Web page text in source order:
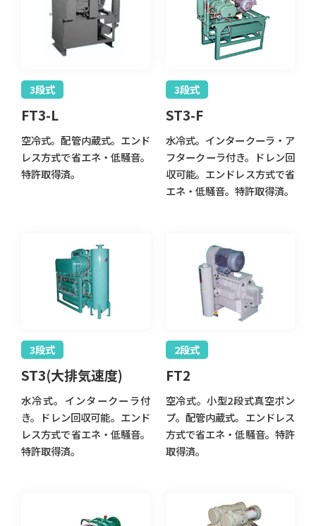
3段式
FT3-L
空冷式。配管内蔵式。エンド
レス方式で省エネ・低騒音。
特許取得済。
3段式
ST3-F
水冷式。インタークーラ・ア
フタークーラ付き。ドレン回
収可能。エンドレス方式で省
エネ・低騒音。特許取得済。
3段式
ST3(大排気速度)
水冷式。インタークーラ付
き。ドレン回収可能。エンド
レス方式で省エネ・低騒音。
特許取得済。
2段式
FT2
空冷式。小型2段式真空ポン
プ。配管内蔵式。エンドレス
方式で省エネ・低騒音。特許
取得済。